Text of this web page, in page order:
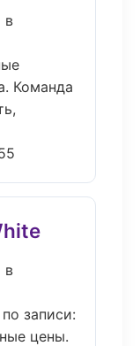
в
Команда
в
записи:
цены.